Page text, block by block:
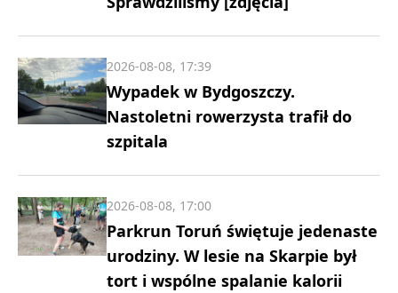
Wypadek w Bydgoszczy.
Nastoletni rowerzysta trafił do
szpitala
2026-08-08, 17:39
Parkrun Toruń świętuje jedenaste
urodziny. W lesie na Skarpie był
tort i wspólne spalanie kalorii
2026-08-08, 17:00